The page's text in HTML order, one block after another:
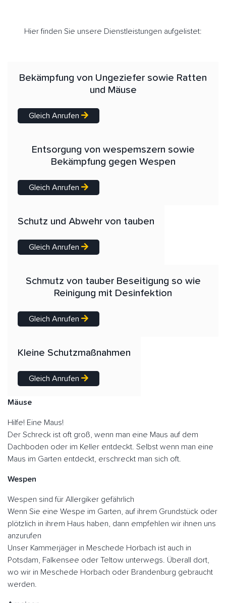
Hier finden Sie unsere Dienstleistungen aufgelistet:
Bekämpfung von Ungeziefer sowie Ratten
und Mäuse
Gleich Anrufen
Entsorgung von wespemszern sowie
Bekämpfung gegen Wespen
Gleich Anrufen
Schutz und Abwehr von tauben
Gleich Anrufen
Schmutz von tauber Beseitigung so wie
Reinigung mit Desinfektion
Gleich Anrufen
Kleine Schutzmaßnahmen
Gleich Anrufen
Mäuse
Hilfe! Eine Maus!
Der Schreck ist oft groß, wenn man eine Maus auf dem
Dachboden oder im Keller entdeckt. Selbst wenn man eine
Maus im Garten entdeckt, erschreckt man sich oft.
Wespen
Wespen sind für Allergiker gefährlich
Wenn Sie eine Wespe im Garten, auf ihrem Grundstück oder
plötzlich in ihrem Haus haben, dann empfehlen wir ihnen uns
anzurufen
Unser Kammerjäger in Meschede Horbach ist auch in
Potsdam, Falkensee oder Teltow unterwegs. Überall dort,
wo wir in Meschede Horbach oder Brandenburg gebraucht
werden.